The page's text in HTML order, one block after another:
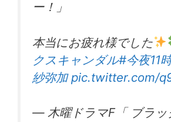
ー！」
本当にお疲れ様でした
クスキャンダル#今夜11
紗弥加 pic.twitter.com/
— 木曜ドラマF「 ブラッ